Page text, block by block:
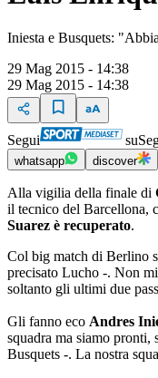
Iniesta e Busquets:
29 Mag 2015 - 14:38
29 Mag 2015 - 14:38
Segui su
whatsapp discover
Alla vigilia della finale di
il tecnico del Barcellona,
Suarez è recuperato.
Col big match di Berlino
precisato Lucho -. Non
soltanto gli ultimi due
Gli fanno eco Andres
squadra ma siamo
Busquets -. La nostra